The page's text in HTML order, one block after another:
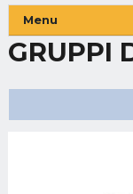
GRUPPI
Menu